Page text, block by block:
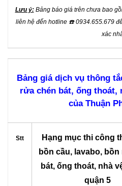
Lưu ý:Bảng báo giá trên chưa bao
liên hệ đến hotline ☎️0934.655.679
xác
Bảng giá dịch vụ thông
rửa chén bát, ống thoát,
của Thuận
Stt
Hạng mục thi công
bồn cầu, lavabo,
bát, ống thoát, nhà
quận 5